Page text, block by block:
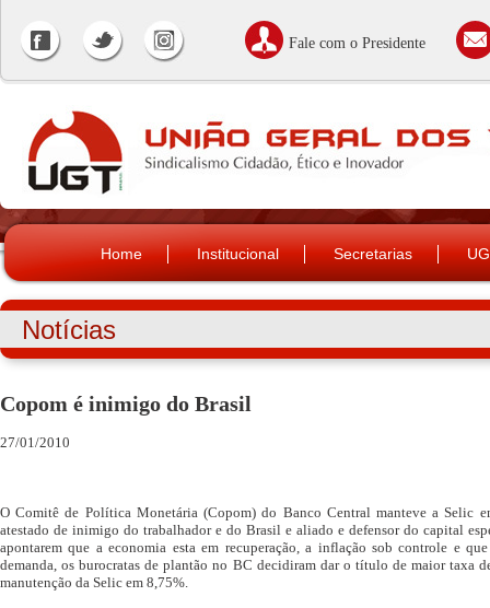
Fale com o Presidente
Home Institucional Secretarias
Notícias
Copom é inimigo do Brasil
27/01/2010
O Comitê de Política Monetária (Copom) do Banco Central manteve a Selic
atestado de inimigo do trabalhador e do Brasil e aliado e defensor do capital
apontarem que a economia esta em recuperação, a inflação sob controle e
demanda, os burocratas de plantão no BC decidiram dar o título de maior taxa
manutenção da Selic em 8,75%.